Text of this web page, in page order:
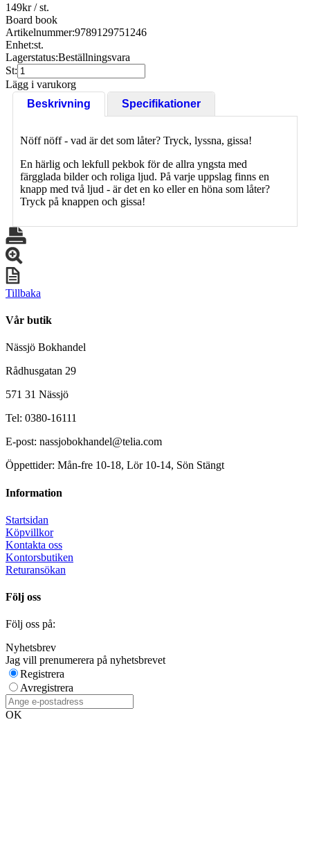
149kr/ st.
Board book
Artikelnummer:9789129751246
Enhet:st.
Lagerstatus:Beställningsvara
St:
Lägg i varukorg
Beskrivning
Specifikationer
Nöff nöff - vad är det som låter? Tryck, lyssna, gissa!
En härlig och lekfull pekbok för de allra yngsta med
färgglada bilder och roliga ljud. På varje uppslag finns en
knapp med två ljud - är det en ko eller en höna som låter?
Tryck på knappen och gissa!
Tillbaka
Vår butik
Nässjö Bokhandel
Rådhusgatan 29
571 31 Nässjö
Tel: 0380-16111
E-post: nassjobokhandel@telia.com
Öppettider: Mån-fre 10-18, Lör 10-14, Sön Stängt
Information
Startsidan
Köpvillkor
Kontakta oss
Kontorsbutiken
Returansökan
Följ oss
Följ oss på:
Nyhetsbrev
Jag vill prenumerera på nyhetsbrevet
Registrera
Avregistrera
OK